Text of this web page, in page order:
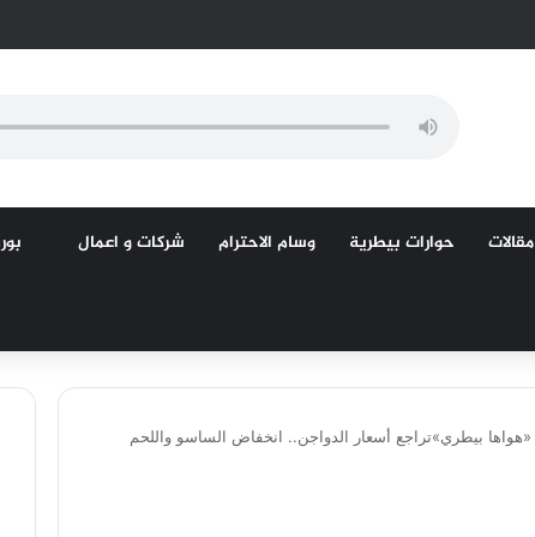
مقالات حوارات بيطرية وسام الاحترام شركات و اعمال
«هواها بيطري»تراجع أسعار الدواجن.. انخفاض الساسو واللحم